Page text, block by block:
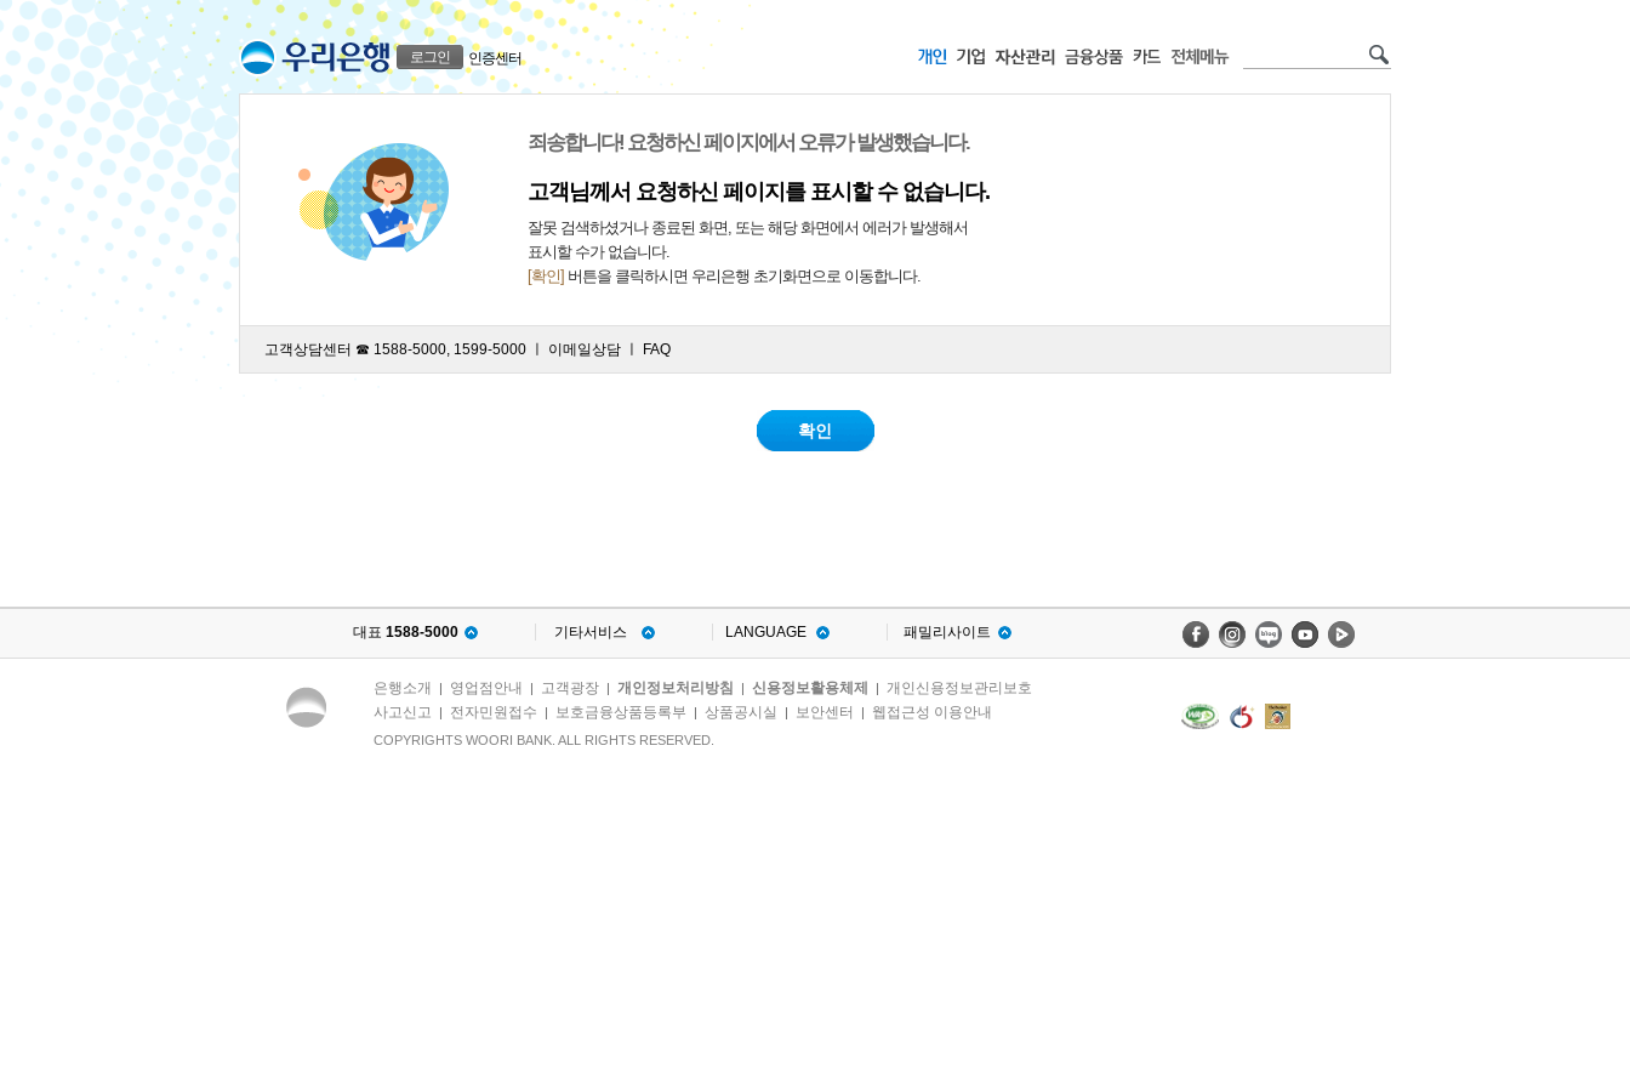
로그인 인증센터
죄송합니다! 요청하신 페이지에서 오류가 발생했습니다.
고객님께서 요청하신 페이지를 표시할 수 없습니다.
잘못 검색하셨거나 종료된 화면, 또는 해당 화면에서 에러가 발생해서
표시할 수가 없습니다.
[확인] 버튼을 클릭하시면 우리은행 초기화면으로 이동합니다.
고객상담센터 ☎ 1588-5000, 1599-5000 ㅣ 이메일상담 FAQ
확인
대표 1588-5000 기타서비스 LANGUAGE 패밀리사이트
은행소개 | 영업점안내 | 고객광장 | 개인정보처리방침 | 신용정보활용체제 | 개인신용정보관리보호
사고신고 | 전자민원접수 | 보호금융상품등록부 | 상품공시실 | 보안센터 | 웹접근성 이용안내
COPYRIGHTS WOORI BANK. ALL RIGHTS RESERVED.